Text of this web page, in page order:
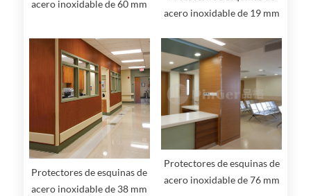
acero inoxidable de 60 mm
acero inoxidable de 19 mm
Protectores de esquinas de
acero inoxidable de 38 mm
Protectores de esquinas de
acero inoxidable de 76 mm